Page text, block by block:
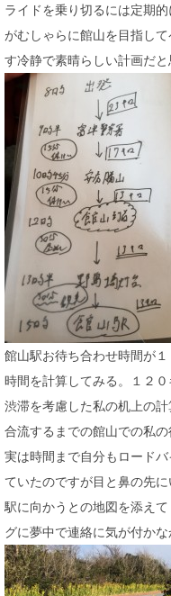
ライドを乗り切るには定期
がむしゃらに館山を目指し
す冷静で素晴らしい計画だと
館山駅お待ち合わせ時間が
時間を計算してみる。１２
渋滞を考慮した私の机上の計
合流するまでの館山での私
実は時間まで自分もロード
ていたのですが目と鼻の先
駅に向かうとの地図を添え
グに夢中で連絡に気が付かな